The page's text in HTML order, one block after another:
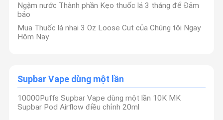
Ngậm nước Thành phần Kẹo thuốc lá 3 tháng để Đảm
bảo
Mua Thuốc lá nhai 3 Oz Loose Cut của Chúng tôi Ngay
Hôm Nay
Supbar Vape dùng một lần
10000Puffs Supbar Vape dùng một lần 10K MK
Supbar Pod Airflow điều chỉnh 20ml